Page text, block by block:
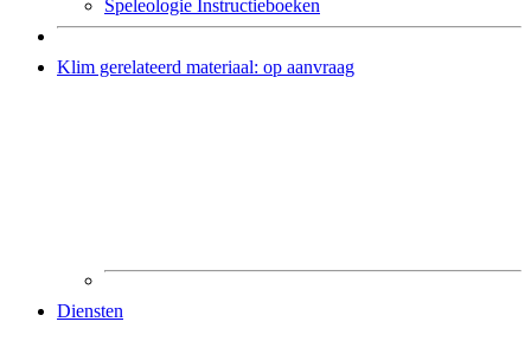
Speleologie Instructieboeken
Klim gerelateerd materiaal: op aanvraag
Diensten